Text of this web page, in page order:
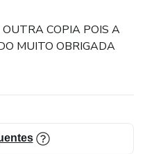
COPIA POIS A
MUITO OBRIGADA